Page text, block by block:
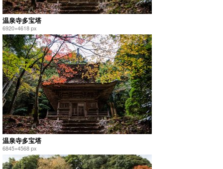
温泉寺多宝塔
6920×4618 px
温泉寺多宝塔
6845×4568 px